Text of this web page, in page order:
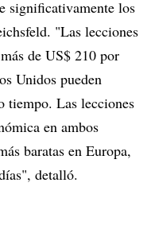
significativamente los
"Las lecciones
de US$ 210 por
Unidos pueden
tiempo. Las lecciones
en ambos
baratas en Europa,
detalló.